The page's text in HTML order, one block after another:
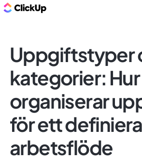
Uppgiftstyper
kategorier:
organiserar
för ett
arbetsflöde